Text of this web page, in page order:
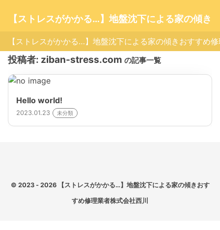
【ストレスがかかる…】地盤沈下による家の傾き
おすすめ修理業者株式会社西川
【ストレスがかかる…】地盤沈下による家の傾きおすすめ
投稿者: ziban-stress.com の記事一覧
Hello world!
2023.01.23 未分類
© 2023 - 2026 【ストレスがかかる…】地盤沈下による家の傾きおす
すめ修理業者株式会社西川